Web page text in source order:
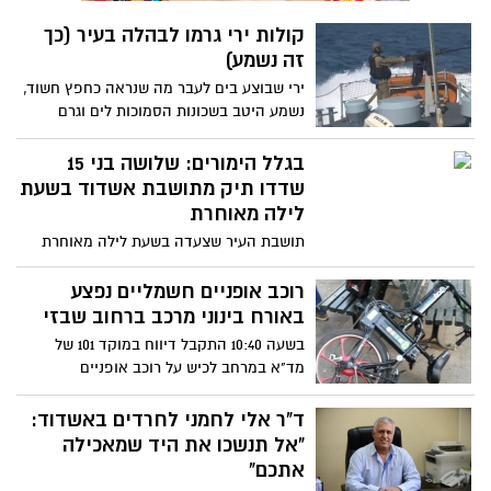
כיצד המגמה תתהפך בחזרה. בכתבה הבאה?
קולות ירי גרמו לבהלה בעיר (כך
זה נשמע)
ירי שבוצע בים לעבר מה שנראה כחפץ חשוד,
נשמע היטב בשכונות הסמוכות לים וגרם
לבהלה. במייל האדום של אשדוד התקבלו
פניות רבות של תושבים, שחשבו כי מדובר
באירוע ירי כלשהו בעיר
בגלל הימורים: שלושה בני 15
שדדו תיק מתושבת אשדוד בשעת
לילה מאוחרת
תושבת העיר שצעדה בשעת לילה מאוחרת
ברחוב באשדוד, נפלה קורבן למעשה שוד על
ידי 3 קטינים בני 15 בלבד. המשטרה הצליחה
לגבש תשתית ראייתי נגד השלושה, כאשר
רוכב אופניים חשמליים נפצע
באורח בינוני מרכב ברחוב שבזי
בשעה 10:40 התקבל דיווח במוקד 101 של
מד"א במרחב לכיש על רוכב אופניים
חשמליים שנפגע מרכב ברחוב רבי שלום שבזי
באשדוד. חובשים ופראמדיקים של מד"א
מעניקים טיפול רפואי ומפנים לבי"ח אסותא
ראש.
ד"ר אלי לחמני לחרדים באשדוד:
"אל תנשכו את היד שמאכילה
אתכם"